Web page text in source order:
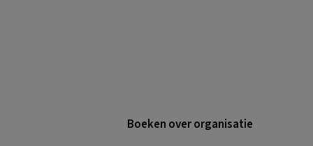
Boeken over organisatie